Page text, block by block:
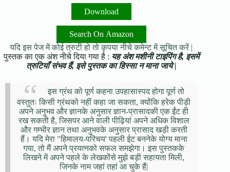
Download
Search On Amazon
यदि इस पेज में कोई त्रुटी हो तो कृपया नीचे कमेन्ट में सूचित करें |
पुस्तक का एक अंश नीचे दिया गया है : यह अंश मशीनी टाइपिंग है, इसमें
त्रुटियाँ संभव हैं, इसे पुस्तक का हिस्सा न माना जाये |
इस ग्रंथ को पूर्ण कहना उपहासास्पद होगा पूर्ण तो
वस्तुतः किसी ग्रंथको नहीं कहा जा सकता, क्योंकि हरेक पीड़ी
अपने अनुभव और ज्ञानके अनुसार ज्ञान-प्रासादकी एक ईंट ही
रख सकती है, जिसपर आने वाली पीढ़ियां अपने अधिक विशाल
और गम्भीर ज्ञान तथा अनुभवके अनुसार प्रासाद खड़ी करती
हैं। यदि मेरा "हिमालय-परिचय' पहली ईट बननेके योग्य माना
गया, तो मैं अपने प्रयत्नको सफल समझेगा। इस पुस्तकके
लिखने में अपने पहले के लेखकोंसे मुझे बड़ी सहायता मिली,
जिनके नाम जहां तहां आ चुके हैं|